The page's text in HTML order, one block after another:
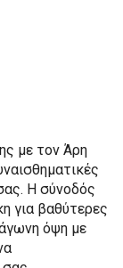
με τον Άρη
Η σύνοδός
για βαθύτερες
όψη με